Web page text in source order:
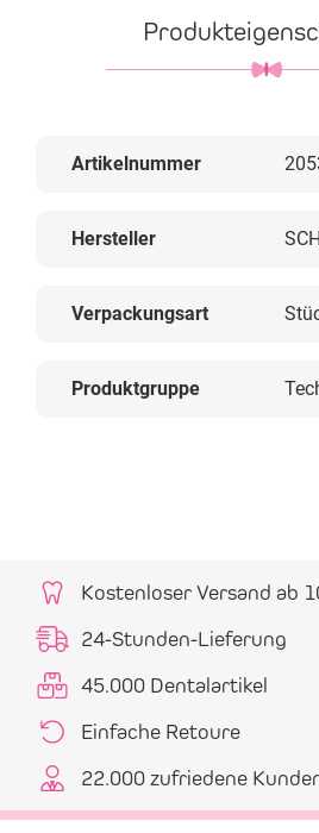
Artikelnummer
Hersteller
Verpackungsart
Produktgruppe
Kostenloser Versand ab
24-Stunden-Lieferung
45.000 Dentalartikel
Einfache Retoure
22.000 zufriedene